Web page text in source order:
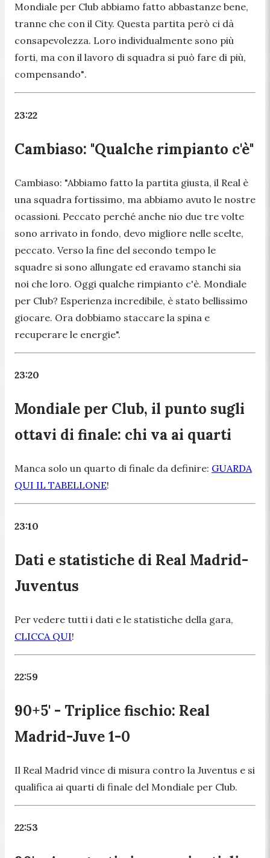
Mondiale per Club abbiamo fatto abbastanze bene,
tranne che con il City. Questa partita però ci dà
consapevolezza. Loro individualmente sono più
forti, ma con il lavoro di squadra si può fare di più,
compensando".
23:22
Cambiaso: "Qualche rimpianto c'è"
Cambiaso: "Abbiamo fatto la partita giusta, il Real è
una squadra fortissimo, ma abbiamo avuto le nostre
ocassioni. Peccato perché anche nio due tre volte
sono arrivato in fondo, devo migliore nelle scelte,
peccato. Verso la fine del secondo tempo le
squadre si sono allungate ed eravamo stanchi sia
noi che loro. Oggi qualche rimpianto c'è. Mondiale
per Club? Esperienza incredibile, è stato bellissimo
giocare. Ora dobbiamo staccare la spina e
recuperare le energie".
23:20
Mondiale per Club, il punto sugli
ottavi di finale: chi va ai quarti
Manca solo un quarto di finale da definire: GUARDA
QUI IL TABELLONE!
23:10
Dati e statistiche di Real Madrid-
Juventus
Per vedere tutti i dati e le statistiche della gara,
CLICCA QUI!
22:59
90+5' - Triplice fischio: Real
Madrid-Juve 1-0
Il Real Madrid vince di misura contro la Juventus e si
qualifica ai quarti di finale del Mondiale per Club.
22:53